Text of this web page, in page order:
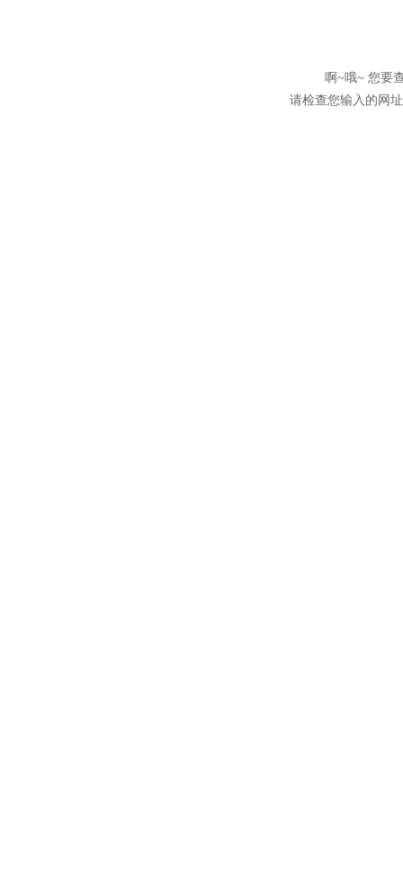
啊~哦~ 您要
请检查您输入的网